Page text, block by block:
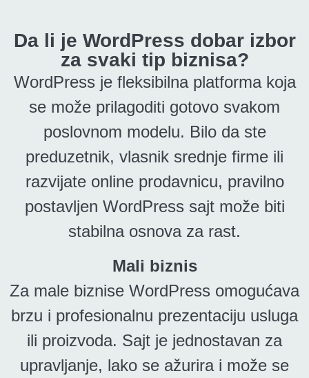
Da li je WordPress dobar izbor
za svaki tip biznisa?
WordPress je fleksibilna platforma koja
se može prilagoditi gotovo svakom
poslovnom modelu. Bilo da ste
preduzetnik, vlasnik srednje firme ili
razvijate online prodavnicu, pravilno
postavljen WordPress sajt može biti
stabilna osnova za rast.
Mali biznis
Za male biznise WordPress omogućava
brzu i profesionalnu prezentaciju usluga
ili proizvoda. Sajt je jednostavan za
upravljanje, lako se ažurira i može se